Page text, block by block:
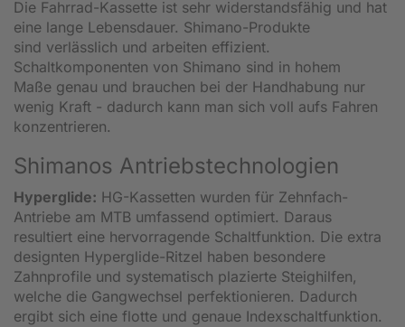
Die Fahrrad-Kassette ist sehr widerstandsfähig und hat
eine lange Lebensdauer. Shimano-Produkte
sind verlässlich und arbeiten effizient.
Schaltkomponenten von Shimano sind in hohem
Maße genau und brauchen bei der Handhabung nur
wenig Kraft - dadurch kann man sich voll aufs Fahren
konzentrieren.
Shimanos Antriebstechnologien
Hyperglide: HG-Kassetten wurden für Zehnfach-
Antriebe am MTB umfassend optimiert. Daraus
resultiert eine hervorragende Schaltfunktion. Die extra
designten Hyperglide-Ritzel haben besondere
Zahnprofile und systematisch plazierte Steighilfen,
welche die Gangwechsel perfektionieren. Dadurch
ergibt sich eine flotte und genaue Indexschaltfunktion.